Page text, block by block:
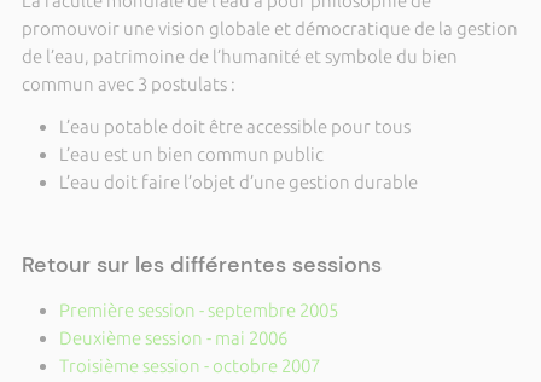
promouvoir une vision globale et démocratique de la gestion
de l’eau, patrimoine de l’humanité et symbole du bien
commun avec 3 postulats :
L’eau potable doit être accessible pour tous
L’eau est un bien commun public
L’eau doit faire l’objet d’une gestion durable
Retour sur les différentes sessions
Première session - septembre 2005
Deuxième session - mai 2006
Troisième session - octobre 2007